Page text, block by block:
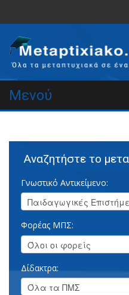
Μενού
Αναζητήστε το
Γνωστικό Αντικείμενο:
Φορέας ΜΠΣ:
Δίδακτρα: